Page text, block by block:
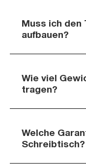
Muss ich
aufbauen?
Wie viel
tragen?
Welche
Schreibtisch?